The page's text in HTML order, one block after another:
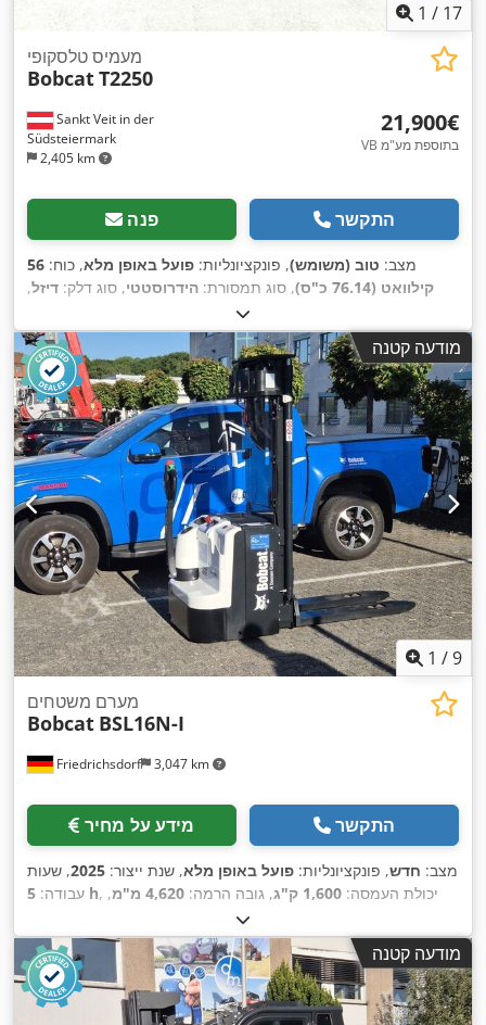
1 / 17
Sankt Veit in der
Südsteiermark
2,405 km
מעמיס טלסקופי
BobcatT2250
‏21,900 ‏€
VB בתוספת מע"מ
פנה התקשר
מצב: טוב (משומש), פונקציונליות: פועל באופן מלא, כוח: 56
קילוואט (76.14 כ"ס)
, סוג תמסורת: הידרוסטטי, סוג דלק: דיזל,
4,871 h
, ציוד: קְלָפוֹת מַזְלֵג (forks for pallets), תא נהג,
מודעה קטנה
1 /9
Friedrichsdorf 3,047 km
מערם משטחים
Bobcat BSL16N-I
מידע על מחיר התקשר
מצב: חדש, פונקציונליות: פועל באופן מלא, שנת ייצור: 2025, שעות
עבודה: 5 h , יכולת העמסה: 1,600 ק"ג , גובה הרמה: 4,620 מ"מ
,
, סוג דלק:
גובה בנייה:2,108 מ"מ , אורך המזלג:1,150 מ"מ
, משקל עצמי:
1,340 ק"ג
, אורך כולל:1,964 מ"מ , סוג הנעה:Elektro , רוחב בנייה:
820 מ"מ,
מודעה קטנה